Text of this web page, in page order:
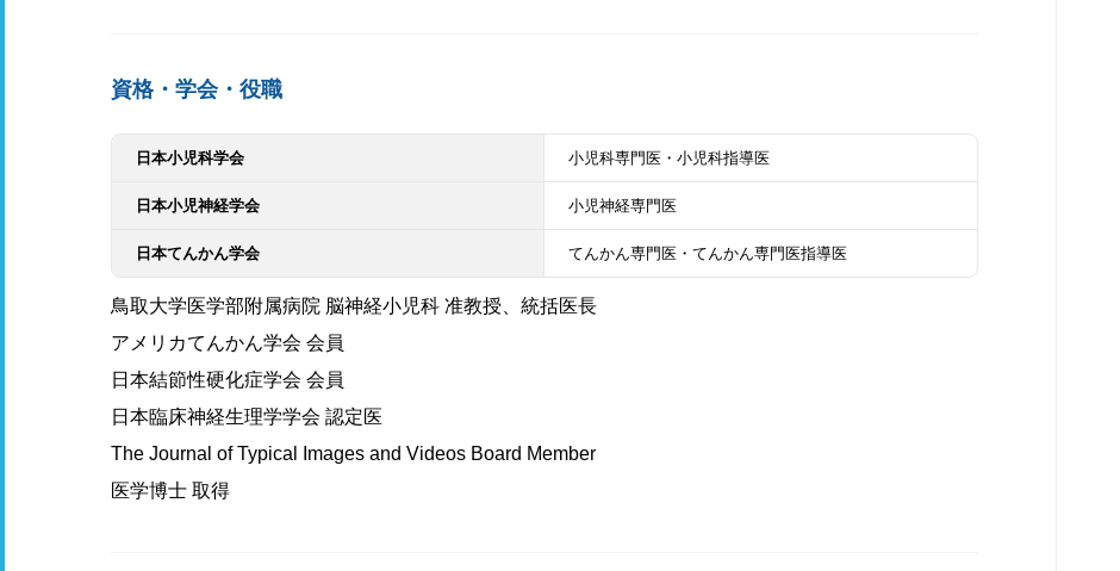
資格・学会・役職
日本小児科学会 小児科専門医・小児科指導医
日本小児神経学会 小児神経専門医
日本てんかん学会 てんかん専門医・てんかん専門医指導医
鳥取大学医学部附属病院 脳神経小児科 准教授、統括医長
アメリカてんかん学会 会員
日本結節性硬化症学会 会員
日本臨床神経生理学学会 認定医
The Journal of Typical Images and Videos Board Member
医学博士 取得